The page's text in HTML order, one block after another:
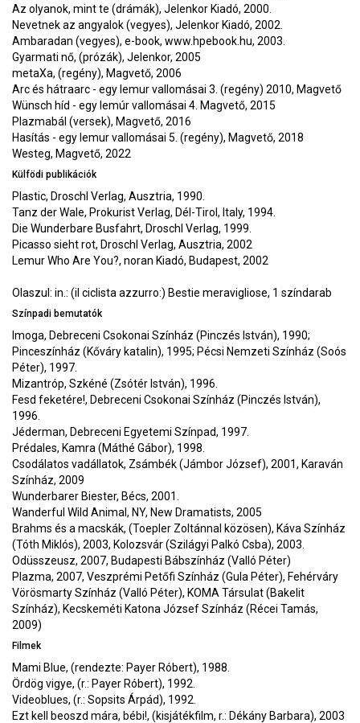
Az olyanok, mint te (drámák), Jelenkor Kiadó, 2000.
Nevetnek az angyalok (vegyes), Jelenkor Kiadó, 2002.
Ambaradan (vegyes), e-book, www.hpebook.hu, 2003.
Gyarmati nő, (prózák), Jelenkor, 2005
metaXa, (regény), Magvető, 2006
Arc és hátraarc - egy lemur vallomásai 3. (regény) 2010, Magvető
Wünsch híd - egy lemúr vallomásai 4. Magvető, 2015
Plazmabál (versek), Magvető, 2016
Hasítás - egy lemur vallomásai 5. (regény), Magvető, 2018
Westeg, Magvető, 2022
Külfödi publikációk
Plastic, Droschl Verlag, Ausztria, 1990.
Tanz der Wale, Prokurist Verlag, Dél-Tirol, Italy, 1994.
Die Wunderbare Busfahrt, Droschl Verlag, 1999.
Picasso sieht rot, Droschl Verlag, Ausztria, 2002
Lemur Who Are You?, noran Kiadó, Budapest, 2002
Olaszul: in.: (il ciclista azzurro:) Bestie meravigliose, 1 színdarab
Színpadi bemutatók
Imoga, Debreceni Csokonai Színház (Pinczés István), 1990;
Pinceszínház (Kőváry katalin), 1995; Pécsi Nemzeti Színház (Soós
Péter), 1997.
Mizantróp, Szkéné (Zsótér István), 1996.
Fesd feketére!, Debreceni Csokonai Színház (Pinczés István),
1996.
Jéderman, Debreceni Egyetemi Színpad, 1997.
Prédales, Kamra (Máthé Gábor), 1998.
Csodálatos vadállatok, Zsámbék (Jámbor József), 2001, Karaván
Színház, 2009
Wunderbarer Biester, Bécs, 2001.
Wanderful Wild Animal, NY, New Dramatists, 2005
Brahms és a macskák, (Toepler Zoltánnal közösen), Káva Színház
(Tóth Miklós), 2003, Kolozsvár (Szilágyi Palkó Csba), 2003.
Odüsszeusz, 2007, Budapesti Bábszínház (Valló Péter)
Plazma, 2007, Veszprémi Petőfi Színház (Gula Péter), Fehérváry
Vörösmarty Színház (Valló Péter), KOMA Társulat (Bakelit
Színház), Kecskeméti Katona József Színház (Récei Tamás,
2009)
Filmek
Mami Blue, (rendezte: Payer Róbert), 1988.
Ördög vigye, (r.: Payer Róbert), 1992.
Videoblues, (r.: Sopsits Árpád), 1992.
Ezt kell beoszd mára, bébi!, (kisjátékfilm, r.: Dékány Barbara), 2003